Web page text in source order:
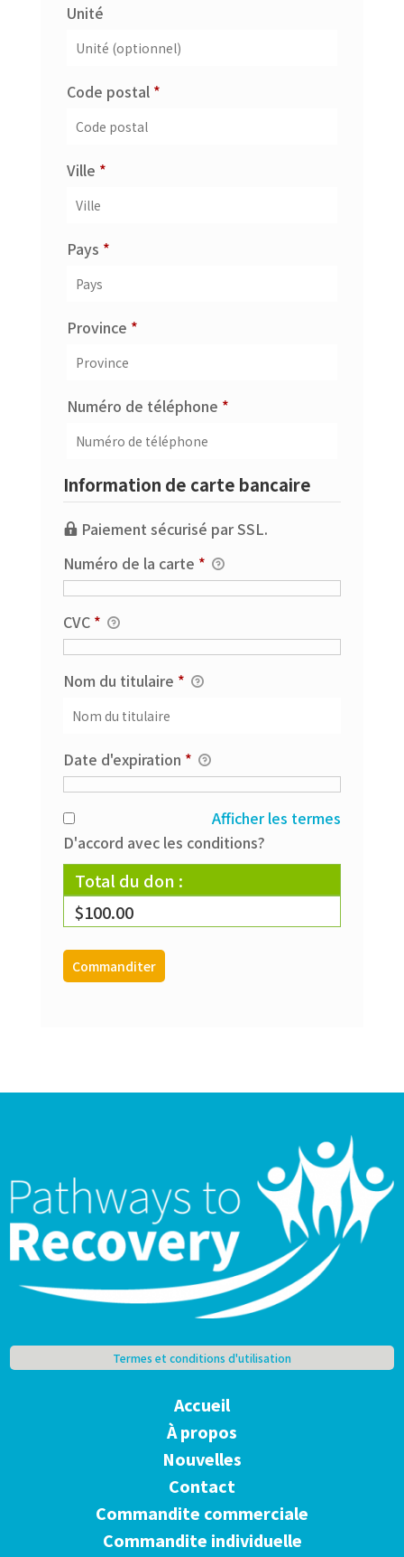
Unité
Code postal *
Ville *
Pays *
Province *
Numéro de téléphone *
Information de carte bancaire
Paiement sécurisé par SSL.
Numéro de la carte *
CVC *
Nom du titulaire *
Date d'expiration *
Afficher les termes
D'accord avec les conditions?
Total du don :
$100.00
Termes et conditions d'utilisation
Accueil
À propos
Nouvelles
Contact
Commandite commerciale
Commandite individuelle